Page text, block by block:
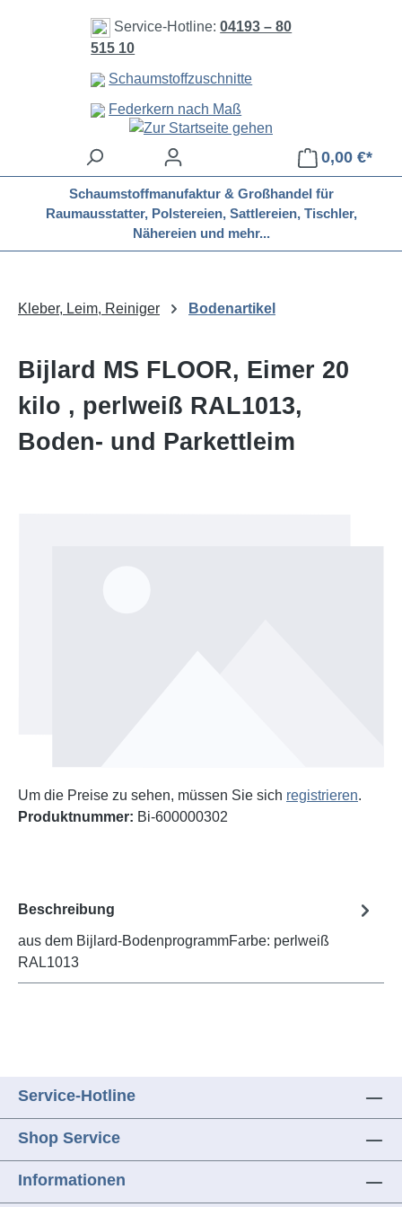
Zum Hauptinhalt springen
Service-Hotline:04193 – 80
515 10
Schaumstoffzuschnitte
Federkern nach Maß
0,00 €*
Schaumstoffmanufaktur & Großhandel für
Raumausstatter, Polstereien, Sattlereien, Tischler,
Nähereien und mehr...
Kleber, Leim, Reiniger Bodenartikel
Bijlard MS FLOOR, Eimer 20
kilo , perlweiß RAL1013,
Boden- und Parkettleim
Um die Preise zu sehen, müssen Sie sich registrieren.
Produktnummer: Bi-600000302
Beschreibung
aus dem Bijlard-BodenprogrammFarbe: perlweiß
RAL1013
Service-Hotline
Shop Service
Informationen